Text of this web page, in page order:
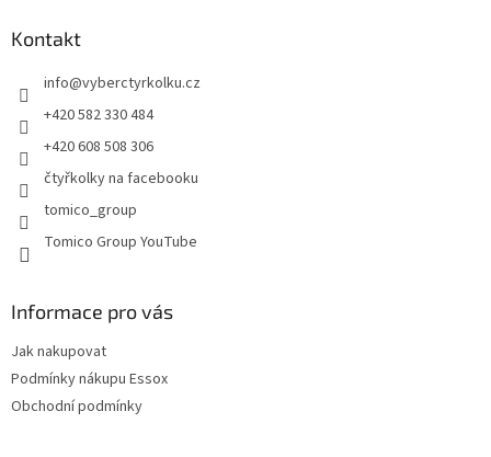
Kontakt
info@vyberctyrkolku.cz
+420 582 330 484
+420 608 508 306
čtyřkolky na facebooku
tomico_group
Tomico Group YouTube
Informace pro vás
Jak nakupovat
Podmínky nákupu Essox
Obchodní podmínky